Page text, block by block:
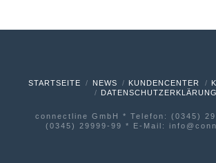
STARTSEITE NEWS KUNDENCENTER
DATENSCHUTZERKLÄRUNG
connectline GmbH * Telefon: (0345)
(0345) 29999-99 * E-Mail: